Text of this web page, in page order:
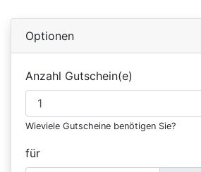
Optionen
Anzahl Gutschein(e)
Wieviele Gutscheine benötigen Sie?
für